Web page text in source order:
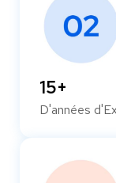
15+
D'années